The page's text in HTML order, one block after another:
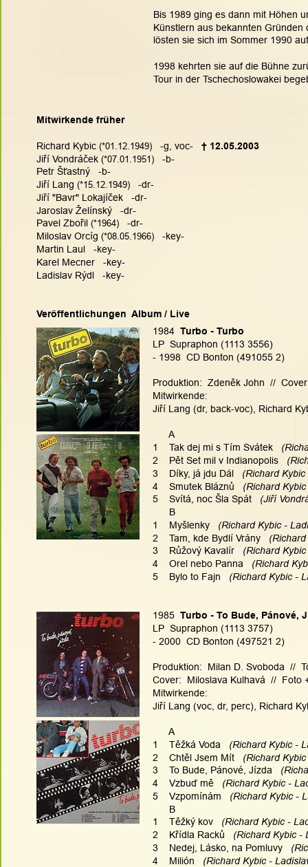
Bis 1989 ging es dann mit Höhen
Künstlern aus bekannten
lösten sie sich im Sommer 1990
1998 kehrten sie auf die Bühne
Tour in der Tschechoslowakei
Mitwirkende früher
Richard Kybic (*01.12.1949)
   -g, voc-
† 12.05.2003
Jiří Vondráček (*07.01.1951)
   -b-
Petr Šťastný   -b-
Jiří Lang (*15.12.1949)
   -dr-
Jiří "Bavr" Lokajíček   -dr-
Jaroslav Želínský   -dr-
Pavel Zbořil (*1964)
   -dr-
Miloslav Orcíg (*08.05.1966)
   -key-
Martin Laul   -key-
Karel Mecner   -key-
Ladislav Rýdl   -key-
Veröffentlichungen  Album / Live
1984 Turbo - Turbo
LP  Supraphon (1113 3556)
- 1998  CD Bonton (491055 2)
Produktion:  Zdeněk John  //
Mitwirkende:
Jiří Lang (dr, back-voc), Richard
      A
1    Tak dej mi s Tím Svátek
2    Pět Set mil v Indianopolis
3    Díky, já jdu Dál
(Richard Kybic
4    Smutek Bláznů
(Richard
5    Svítá, noc Šla Spát
(Jiří
      B
1    Myšlenky
(Richard Kybic -
2    Tam, kde Bydlí Vrány
3    Růžový Kavalír
(Richard
4    Orel nebo Panna
(Richard
5    Bylo to Fajn
(Richard Kybic -
1985 Turbo - To Bude, Pánové,
LP  Supraphon (1113 3757)
- 2000  CD Bonton (497521 2)
Produktion:  Milan D. Svoboda  //
Cover:  Miloslava Kulhavá  //  Foto
Mitwirkende:
Jiří Lang (voc, dr, perc), Richard
      A
1    Těžká Voda
(Richard Kybic -
2    Chtěl Jsem Mít
(Richard
3    To Bude, Pánové, Jízda
4    Vzbuď mě
(Richard Kybic -
5    Vzpomínám
(Richard Kybic -
      B
1    Těžký kov
(Richard Kybic -
2    Křídla Racků
(Richard Kybic -
3    Nedej, Lásko, na Pomluvy
4    Milión
(Richard Kybic -